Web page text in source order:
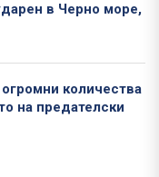
в Черно море,
количества
на предателски